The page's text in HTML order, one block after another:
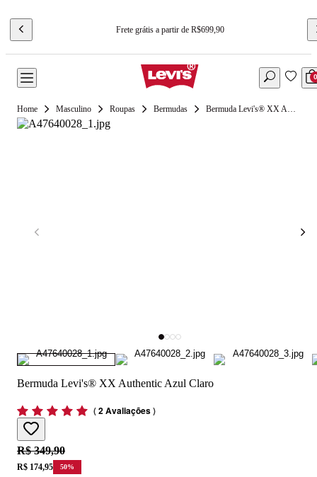
Frete grátis a partir de R$699,90
0
Masculino Roupas Bermudas Bermuda Levi's® XX Authentic Azul Claro
Bermuda Levi's® XX Authentic Azul Claro
(2 Avaliações)
Original price:
R$ 349,90
Price:
R$ 174,95 50%